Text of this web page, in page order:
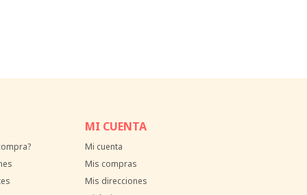
MI CUENTA
Mi cuenta
Mis compras
Mis direcciones